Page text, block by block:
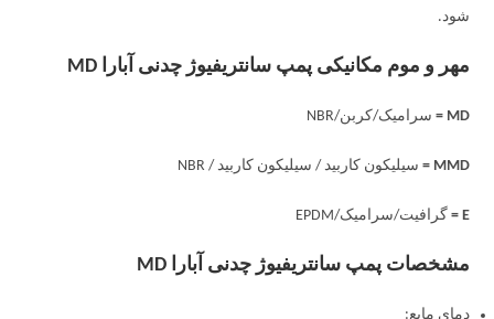
شود.
مهر و موم مکانیکی پمپ سانتریفیوژ چدنی آبارا MD
MD = سرامیک/کربن/NBR
MMD = سیلیکون کاربید / سیلیکون کاربید / NBR
E = گرافیت/سرامیک/EPDM
مشخصات پمپ سانتریفیوژ چدنی آبارا MD
دمای مایع: